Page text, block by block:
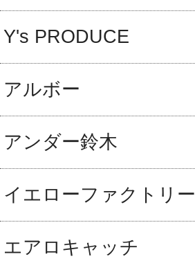
Y's PRODUCE
アルボー
アンダー鈴木
イエローファクトリー
エアロキャッチ